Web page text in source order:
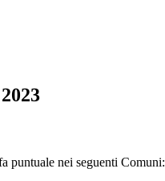
puntuale nei seguenti Comuni: